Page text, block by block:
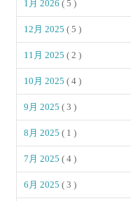
1月 2026( 5 )
12月 2025( 5 )
11月 2025( 2 )
10月 2025( 4 )
9月 2025( 3 )
8月 2025( 1 )
7月 2025( 4 )
6月 2025( 3 )